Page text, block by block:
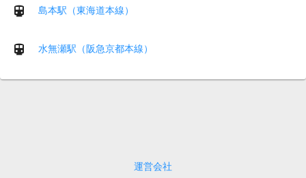
島本駅（東海道本線）
水無瀬駅（阪急京都本線）
運営会社